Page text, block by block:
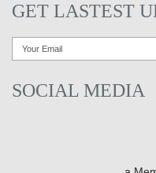
GET LASTEST
SOCIAL MEDIA